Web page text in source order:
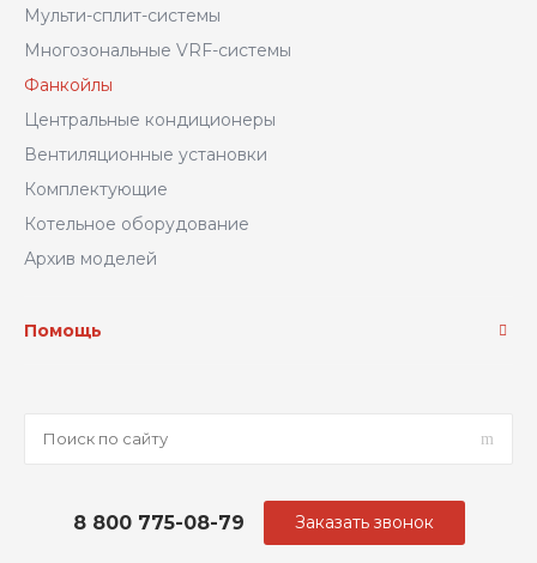
Мульти-сплит-системы
Многозональные VRF-системы
Фанкойлы
Центральные кондиционеры
Вентиляционные установки
Комплектующие
Котельное оборудование
Архив моделей
Помощь
8 800 775-08-79 Заказать звонок